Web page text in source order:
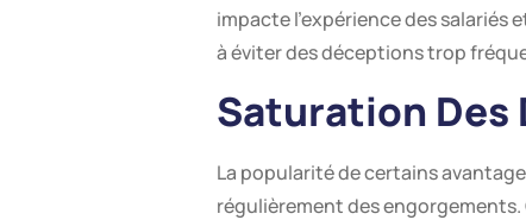
impacte l’expérience des
à éviter des déceptions trop
Saturation Des
La popularité de certains
régulièrement des